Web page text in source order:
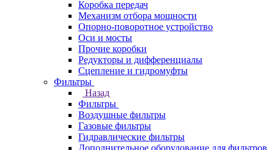
Коробка передач
Механизм отбора мощности
Опорно-поворотное устройство
Оси и мосты
Прочие коробки
Редукторы и дифференциалы
Сцепление и гидромуфты
Фильтры
Назад
Фильтры
Воздушные фильтры
Газовые фильтры
Гидравлические фильтры
Дополнительное оборудование для фильтров